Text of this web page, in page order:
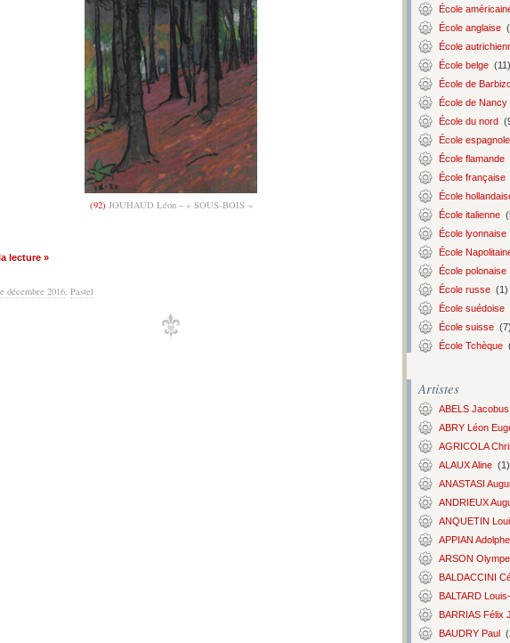
(92) JOUHAUD Léon – « SOUS-BOIS »
lecture »
décembre 2016, Pastel
École
École anglaise
École
École belge (11)
École de
École de Nancy
École du nord
École espagnole
École flamande
École française
École
École italienne
École lyonnaise
École
École polonaise
École russe (1)
École suédoise
École suisse (7)
École Tchèque
Artistes
ABELS
ABRY Léon
AGRICOLA
ALAUX Aline (1)
ANASTASI
ANDRIEUX
ANQUETIN
APPIAN Adolphe
ARSON Olympe
BALDACCINI
BALTARD
BARRIAS Félix
BAUDRY Paul